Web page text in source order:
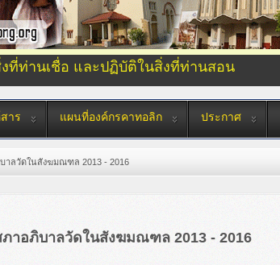
ที่ท่านเชื่อ และปฏิบัติในสิ่งที่ท่านสอน
าร แผนที่องค์กรคาทอลิก ประกาศ
าลวัดในสังฆมณฑล 2013 - 2016
าอภิบาลวัดในสังฆมณฑล 2013 - 2016